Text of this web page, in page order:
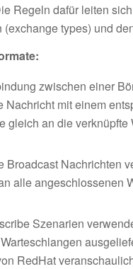
Regeln dafür leiten
types) und
zwischen einer
Nachricht mit einem
gleich an die verknüpfte
Broadcast Nachrichten
alle angeschlossenen
Szenarien
RedHat